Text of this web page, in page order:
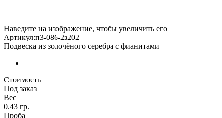
Наведите на изображение, чтобы увеличить его
Артикул:п3-086-2з202
Подвеска из золочёного серебра с фианитами
Стоимость
Под заказ
Вес
0.43 гр.
Проба